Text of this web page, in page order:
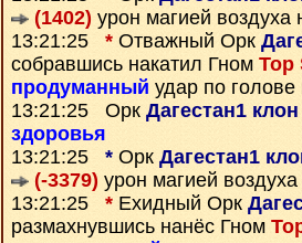
(1402) урон магией воздуха
13:21:25 * Отважный Орк
собравшись накатил Гном Top
продуманный удар по голове
13:21:25 Орк Дагестан1
здоровья
13:21:25 * Орк Дагестан1
(-3379) урон магией
13:21:25 * Ехидный Орк
размахнувшись нанёс Гном